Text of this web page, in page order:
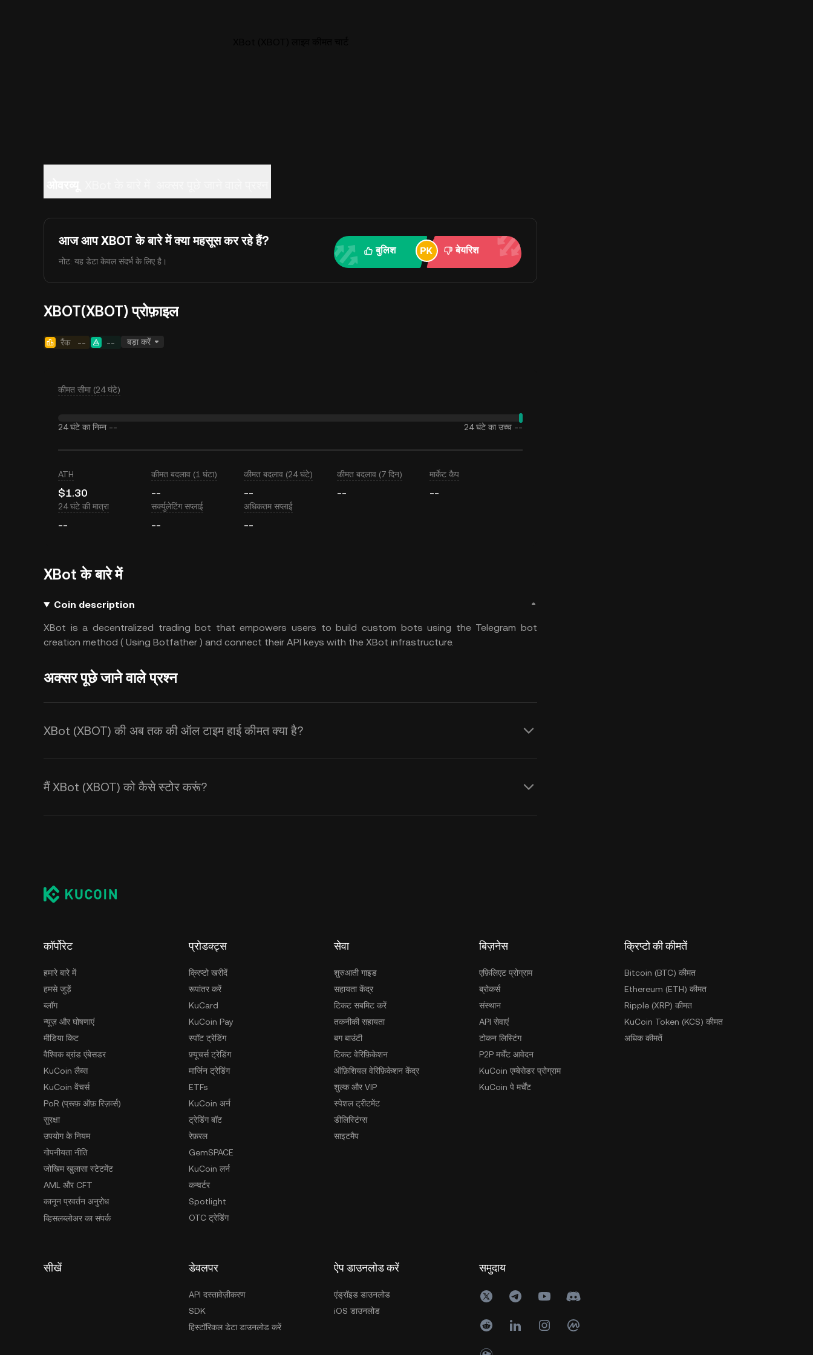
आज आप XBOT के बारे में क्या महसूस कर रहे हैं?
नोट: यह डेटा केवल संदर्भ के लिए है।
बुलिश बेयरिश
XBOT(XBOT) प्रोफ़ाइल
रैंक -- -- बड़ा करें
कीमत सीमा (24 घंटे)
24 घंटे का निम्न -- 24 घंटे का उच्च --
ATH
$1.30
कीमत बदलाव (1 घंटा)
--
कीमत बदलाव (24 घंटे)
--
कीमत बदलाव (7 दिन)
--
मार्केट कैप
--
24 घंटे की मात्रा
--
सर्क्युलेटिंग सप्लाई
--
अधिकतम सप्लाई
--
XBot के बारे में
Coin description
XBot is a decentralized trading bot that empowers users to build custom bots using the Telegram bot
creation method ( Using Botfather ) and connect their API keys with the XBot infrastructure.
अक्सर पूछे जाने वाले प्रश्न
XBot (XBOT) की अब तक की ऑल टाइम हाई कीमत क्या है?
मैं XBot (XBOT) को कैसे स्टोर करूं?
कॉर्पोरेट
हमारे बारे में
हमसे जुड़ें
ब्लॉग
न्यूज़ और घोषणाएं
मीडिया किट
वैश्विक ब्रांड एंबेसडर
KuCoin लैब्स
KuCoin वेंचर्स
PoR (प्रूफ़ ऑफ़ रिज़र्व्स)
सुरक्षा
उपयोग के नियम
गोपनीयता नीति
जोखिम खुलासा स्टेटमेंट
AML और CFT
कानून प्रवर्तन अनुरोध
व्हिसलब्लोअर का संपर्क
प्रोडक्ट्स
क्रिप्टो खरीदें
रूपांतर करें
KuCard
KuCoin Pay
स्पॉट ट्रेडिंग
फ़्यूचर्स ट्रेडिंग
मार्जिन ट्रेडिंग
ETFs
KuCoin अर्न
ट्रेडिंग बॉट
रेफ़रल
GemSPACE
KuCoin लर्न
कन्वर्टर
Spotlight
OTC ट्रेडिंग
सेवा
शुरुआती गाइड
सहायता केंद्र
टिकट सबमिट करें
तकनीकी सहायता
बग बाउंटी
टिकट वेरिफ़िकेशन
ऑफ़िशियल वेरिफ़िकेशन केंद्र
शुल्क और VIP
स्पेशल ट्रीटमेंट
डीलिस्टिंग्स
साइटमैप
बिज़नेस
एफ़िलिएट प्रोग्राम
ब्रोकर्स
संस्थान
API सेवाएं
टोकन लिस्टिंग
P2P मर्चेंट आवेदन
KuCoin एम्बेसेडर प्रोग्राम
KuCoin पे मर्चेंट
क्रिप्टो की कीमतें
Bitcoin (BTC) कीमत
Ethereum (ETH) कीमत
Ripple (XRP) कीमत
KuCoin Token (KCS) कीमत
अधिक कीमतें
सीखें डेवलपर
API दस्तावेज़ीकरण
SDK
हिस्टॉरिकल डेटा डाउनलोड करें
ऐप डाउनलोड करें
एंड्रॉइड डाउनलोड
iOS डाउनलोड
समुदाय